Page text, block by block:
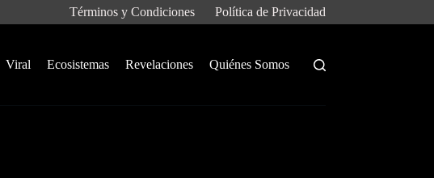
Términos y Condiciones Política de Privacidad
Viral Ecosistemas Revelaciones Quiénes Somos